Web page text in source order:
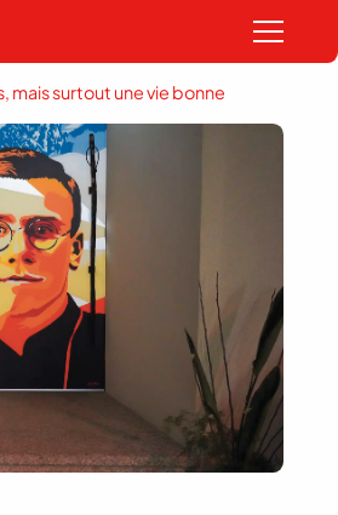
mais surtout une vie bonne